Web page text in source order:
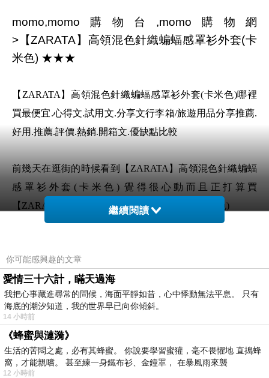
momo,momo購物台,momo購物網
>【ZARATA】高領混色針織蝙蝠感罩衫外套(卡
米色) ★★★
【ZARATA】高領混色針織蝙蝠感罩衫外套(卡米色)哪裡
買最便宜.心得文.試用文.分享文行李箱/旅遊用品分享推薦.
好用.推薦.評價.熱銷.開箱文.優缺點比較
前幾天在逛街的時候看到【ZARATA】高領混色針織蝙蝠
感罩衫外套(卡米色) 覺得很心動而且正打算買
【ZARATA】高領混色針織蝙蝠感罩衫外套(卡米色)
色) 在網路上買應該會比較便宜，【ZARATA】高領混色
針織蝙蝠感罩衫外套(卡米色)而且24小時都能買，上網慢
慢挑選，不用等店家開門也不用看店員臉色
想要購買【ZARATA】高領混色針織蝙蝠感罩衫
外套(卡米色)已經想很多天了!也求助谷哥大神 發
現【ZARATA】高領混色針織蝙蝠感罩衫外套(卡
繼續閱讀
你可能感興趣的文章
愛情三十六計，瞞天過海
我把心事藏進尋常的問候，海面平靜如昔，心中悸動無法平息。 只有
海底的潮汐知道，我的世界早已向你傾斜。
14 小時前
《蜂蜜與漣漪》
生活的苦悶之處，必有其蜂蜜。 你說要學習蜜獾，毫不畏懼地 直搗蜂
窩，才能親嚐。 甚至練一身鐵布衫、金鐘罩， 在暴風雨來襲
12 小時前